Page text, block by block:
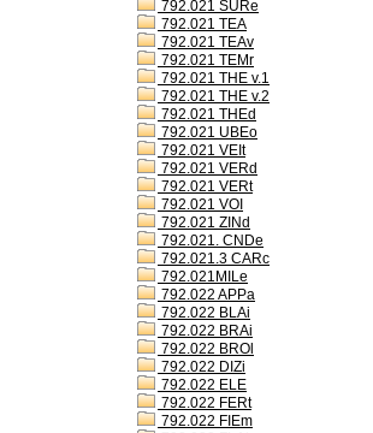
792.021 SURe
792.021 TEA
792.021 TEAv
792.021 TEMr
792.021 THE v.1
792.021 THE v.2
792.021 THEd
792.021 UBEo
792.021 VEIt
792.021 VERd
792.021 VERt
792.021 VOI
792.021 ZINd
792.021. CNDe
792.021.3 CARc
792.021MILe
792.022 APPa
792.022 BLAi
792.022 BRAi
792.022 BROl
792.022 DIZi
792.022 ELE
792.022 FERt
792.022 FIEm